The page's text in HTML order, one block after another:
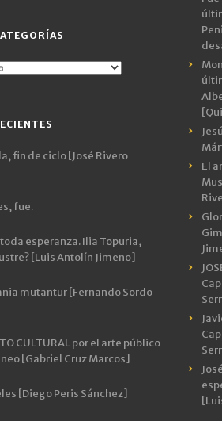
fin de ciclo [José Rivero
fue.
esperanza. Ilia Topuria,
[Luis Antolín Jimeno]
mutantur [Fernando Sordo
CULTURAL por el arte público
[Gabriel Cruz Marcos]
[Diego Peris Sánchez]
El